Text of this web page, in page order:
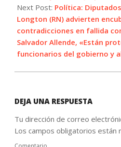
Next Post: Política:
Longton (RN) advierten
contradicciones en fallida
Salvador Allende, «Están
funcionarios del gobierno y
DEJA UNA RESPUESTA
Tu dirección de correo
Los campos obligatorios están